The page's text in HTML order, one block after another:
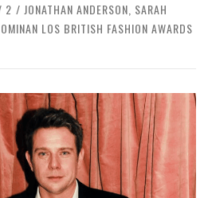
2
JONATHAN ANDERSON, SARAH
LOS BRITISH FASHION AWARDS